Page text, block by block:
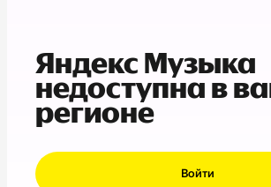
Яндекс Музыка
недоступна в
регионе
Войти